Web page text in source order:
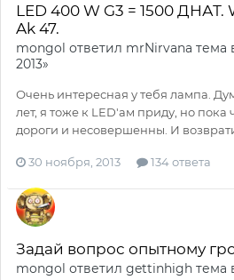
LED 400 W G3 = 1500
Ak 47.
mongol ответил mrNirvana тема
2013»
Очень интересная у тебя лампа.
лет, я тоже к LED'ам приду, но пока
дороги и несовершенны. И
30 ноября, 2013 134 ответа
Задай вопрос опытному
mongol ответил gettinhigh тема